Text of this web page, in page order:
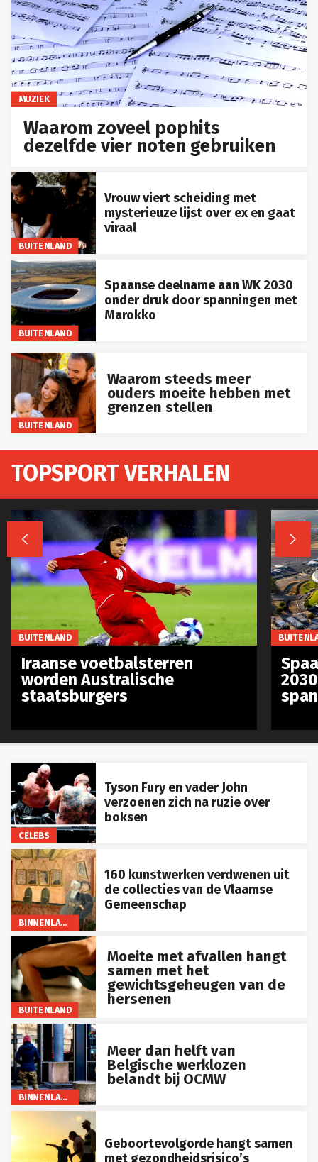
MUZIEK
Waarom zoveel pophits
dezelfde vier noten gebruiken
BUITENLAND
Vrouw viert scheiding met
mysterieuze lijst over ex en gaat
viraal
BUITENLAND
Spaanse deelname aan WK 2030
onder druk door spanningen met
Marokko
BUITENLAND
Waarom steeds meer
ouders moeite hebben met
grenzen stellen
CELEBS
Tyson Fury en vader John
verzoenen zich na ruzie over
boksen
BINNENLAND
160 kunstwerken verdwenen uit
de collecties van de Vlaamse
Gemeenschap
BUITENLAND
Moeite met afvallen hangt
samen met het
gewichtsgeheugen van de
hersenen
BINNENLAND
Meer dan helft van
Belgische werklozen
belandt bij OCMW
Geboortevolgorde hangt samen
met gezondheidsrisico’s
TOPSPORT VERHALEN
 
BUITENLAND
Iraanse voetbalsterren
worden Australische
staatsburgers